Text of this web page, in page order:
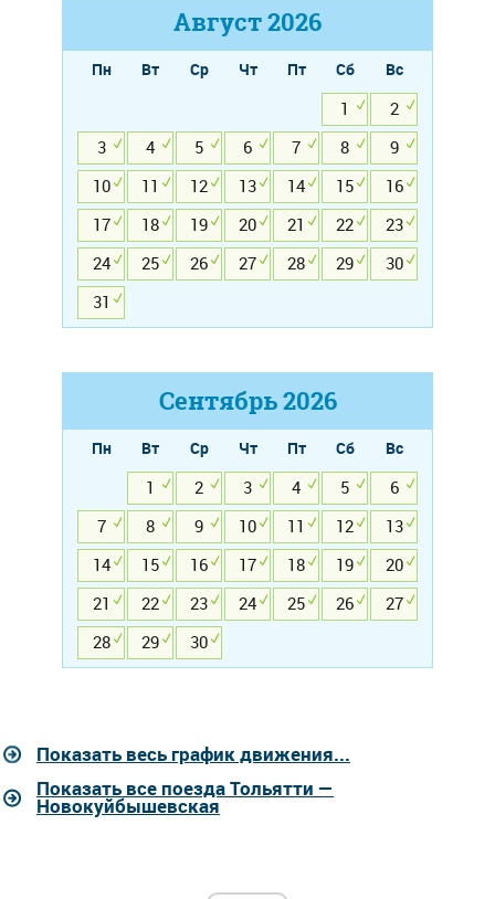
Август2026
Пн Вт Ср Чт Пт Сб
Вс
1
2
3
4 5 6 7 8
9
10
11 12 13 14 15
16
17
18 19 20 21 22
23
24
25 26 27 28 29
30
31
Сентябрь2026
Пн Вт Ср Чт Пт Сб
Вс
1
2 3 4 5
6
7
8 9 10 11 12
13
14
15 16 17 18 19
20
21
22 23 24 25 26
27
28
29 30
Показать весь график движения...
Показать все поезда Тольятти —
Новокуйбышевская